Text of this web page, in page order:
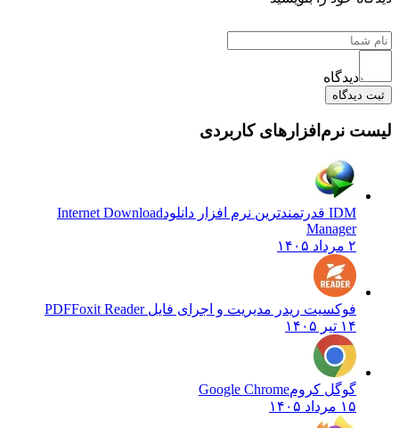
دیدگاه
ثبت دیدگاه
لیست نرم‌افزارهای کاربردی
IDM قدرتمندترین نرم افزار دانلود
Internet Download
Manager
۲ مرداد ۱۴۰۵
فوکسیت ریدر مدیریت و اجرای فایل PDFFoxit Reader
۱۴ تیر ۱۴۰۵
گوگل کرومGoogle Chrome
۱۵ مرداد ۱۴۰۵